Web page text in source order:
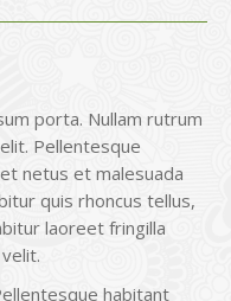
porta. Nullam rutrum
Pellentesque
netus et malesuada
quis rhoncus tellus,
laoreet fringilla
habitant